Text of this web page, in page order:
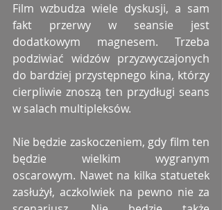
Film wzbudza wiele dyskusji, a sam
fakt przerwy w seansie jest
dodatkowym magnesem. Trzeba
podziwiać widzów przyzwyczajonych
do bardziej przystępnego kina, którzy
cierpliwie znoszą ten przydługi seans
w salach multipleksów.
Nie będzie zaskoczeniem, gdy film ten
będzie wielkim wygranym
oscarowym. Nawet na kilka statuetek
zasłużył, aczkolwiek na pewno nie za